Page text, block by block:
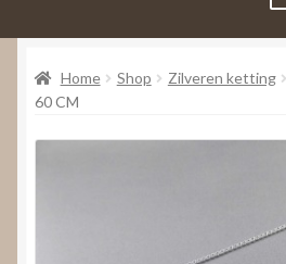
Home
WebShop
Home Shop Zilveren ketting
60 CM